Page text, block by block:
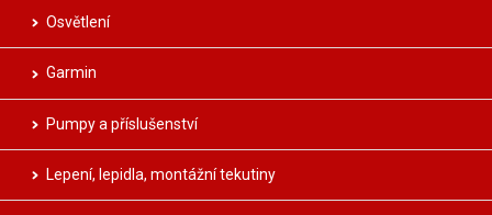
Osvětlení
Garmin
Pumpy a příslušenství
Lepení, lepidla, montážní tekutiny